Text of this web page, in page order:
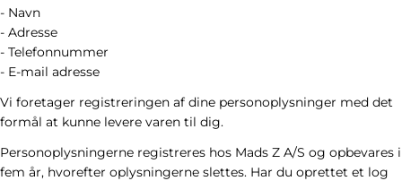
- Navn
- Adresse
- Telefonnummer
- E-mail adresse
Vi foretager registreringen af dine personoplysninger med det
formål at kunne levere varen til dig.
Personoplysningerne registreres hos Mads Z A/S og opbevares i
fem år, hvorefter oplysningerne slettes. Har du oprettet et log